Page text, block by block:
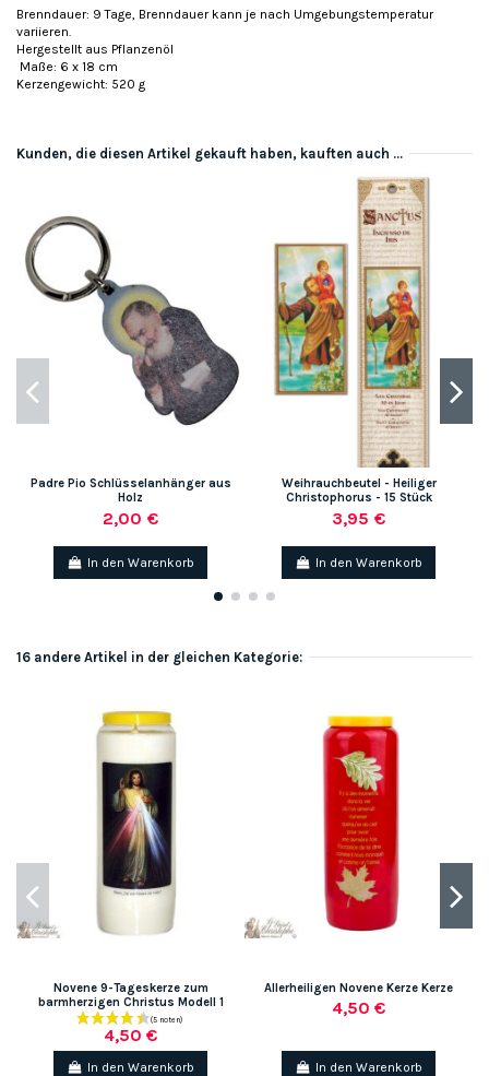
Brenndauer: 9 Tage, Brenndauer kann je nach Umgebungstemperatur
variieren.
Hergestellt aus Pflanzenöl
Maße: 6 x 18 cm
Kerzengewicht: 520 g
Kunden, die diesen Artikel gekauft haben, kauften auch ...
Padre Pio Schlüsselanhänger aus
Holz
2,00 €
In den Warenkorb
Weihrauchbeutel - Heiliger
Christophorus - 15 Stück
3,95 €
In den Warenkorb
16 andere Artikel in der gleichen Kategorie:
Novene 9-Tageskerze zum
barmherzigen Christus Modell 1
4,50 €
In den Warenkorb
Allerheiligen Novene Kerze Kerze
4,50 €
In den Warenkorb